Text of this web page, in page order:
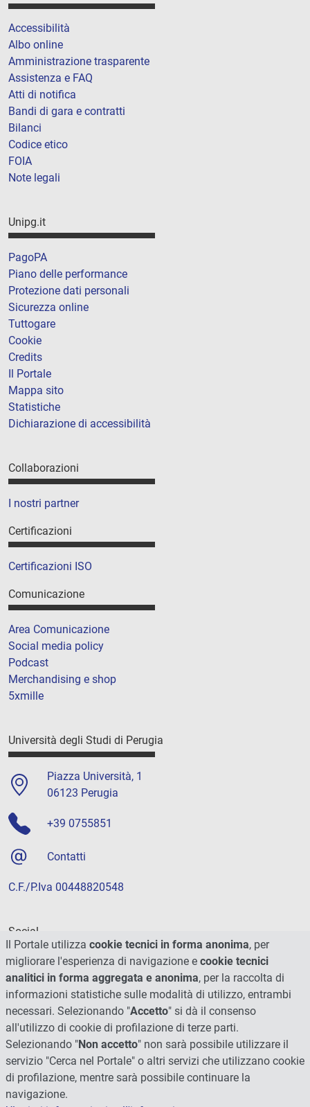
Accessibilità
Albo online
Amministrazione trasparente
Assistenza e FAQ
Atti di notifica
Bandi di gara e contratti
Bilanci
Codice etico
FOIA
Note legali
Unipg.it
PagoPA
Piano delle performance
Protezione dati personali
Sicurezza online
Tuttogare
Cookie
Credits
Il Portale
Mappa sito
Statistiche
Dichiarazione di accessibilità
Collaborazioni
I nostri partner
Certificazioni
Certificazioni ISO
Comunicazione
Area Comunicazione
Social media policy
Podcast
Merchandising e shop
5xmille
Università degli Studi di Perugia
Piazza Università, 1
06123 Perugia
+39 0755851
Contatti
C.F./P.Iva 00448820548
Social
Il Portale utilizza cookie tecnici in forma anonima, per
migliorare l'esperienza di navigazione e cookie tecnici
analitici in forma aggregata e anonima, per la raccolta di
informazioni statistiche sulle modalità di utilizzo, entrambi
necessari. Selezionando "Accetto" si dà il consenso
all'utilizzo di cookie di profilazione di terze parti.
Selezionando "Non accetto" non sarà possibile utilizzare il
servizio "Cerca nel Portale" o altri servizi che utilizzano cookie
di profilazione, mentre sarà possibile continuare la
navigazione.